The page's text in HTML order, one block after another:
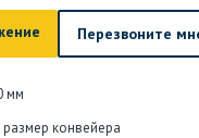
Перезвоните
мм
конвейера